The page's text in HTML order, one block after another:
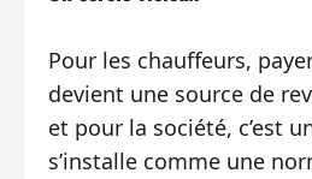
Pour les chauffeurs,
devient une source de
et pour la société, c’est
s’installe comme une